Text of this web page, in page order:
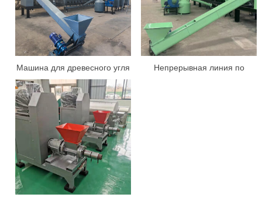
Машина для древесного угля
Непрерывная линия по